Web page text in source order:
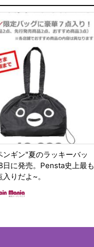
ンギン"夏のラッキーバッ
日に発売。Pensta史上最も
りだよ~。